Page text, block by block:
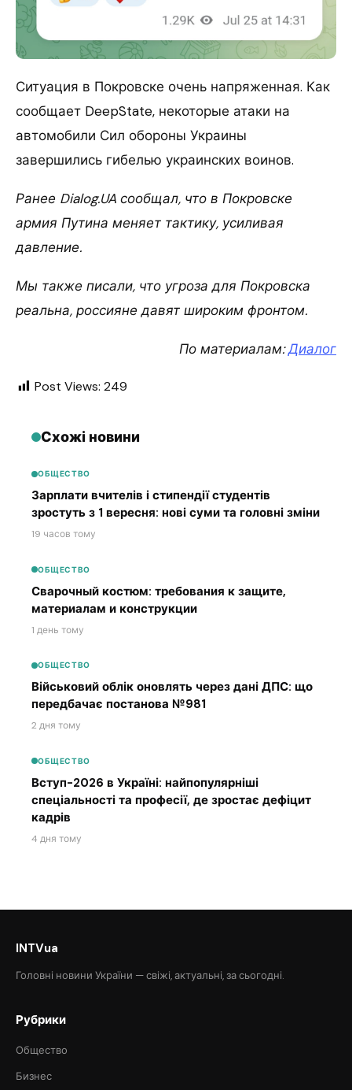
Ситуация в Покровске очень напряженная. Как
сообщает DeepState, некоторые атаки на
автомобили Сил обороны Украины
завершились гибелью украинских воинов.
Ранее Dialog.UA сообщал, что в Покровске
армия Путина меняет тактику, усиливая
давление.
Мы также писали, что угроза для Покровска
реальна, россияне давят широким фронтом.
По материалам:Диалог
Post Views: 249
Схожі новини
ОБЩЕСТВО
Зарплати вчителів і стипендії студентів
зростуть з 1 вересня: нові суми та головні зміни
19 часов тому
ОБЩЕСТВО
Сварочный костюм: требования к защите,
материалам и конструкции
1 день тому
ОБЩЕСТВО
Військовий облік оновлять через дані ДПС: що
передбачає постанова №981
2 дня тому
ОБЩЕСТВО
Вступ-2026 в Україні: найпопулярніші
спеціальності та професії, де зростає дефіцит
кадрів
4 дня тому
INTVua
Головні новини України — свіжі, актуальні, за сьогодні.
Рубрики
Общество
Бизнес